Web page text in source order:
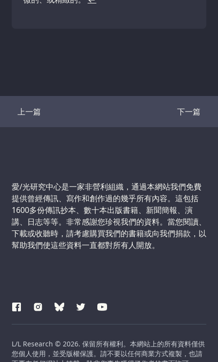
上一篇
Transcript 下一篇
Transcript
Support us:
愛/光研究中心是一家非營利組織，通過本網站我們免費
提供曾經傳訊、寫作和創作過的幾乎所有內容。這包括
1600多份傳訊抄本、數十本出版書籍、新聞簡報、演
講、日志等等。非常感謝您珍視我們的資料。當您閱讀、
下載或收聽時，請考慮購買我們的書籍或向我們捐款，以
幫助我們使這些資料一直都對所有人開放。
L/L Research © 2026. 保留所有權利。本網站上的所有資料僅供
您個人使用，並受版權保護。請不要以任何商業方式複製，也請